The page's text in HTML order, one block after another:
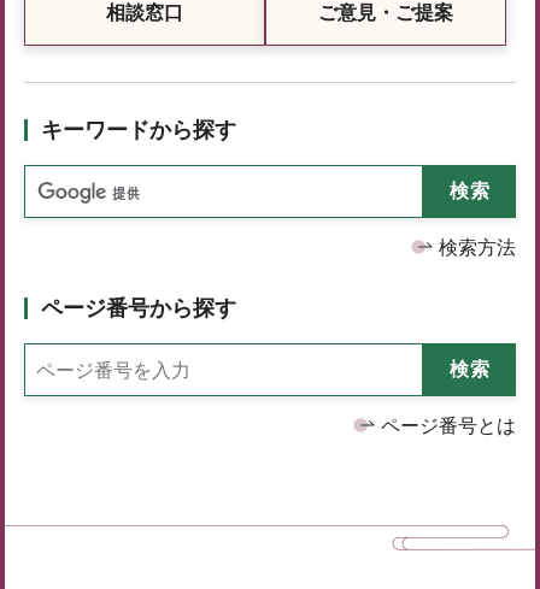
相談窓口 ご意見・ご提案
キーワードから探す
検索方法
ページ番号から探す
ページ番号とは